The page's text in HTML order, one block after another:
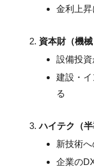
金利上
資本財（機械
設備投
建設・
る
ハイテク（半
新技術
企業の